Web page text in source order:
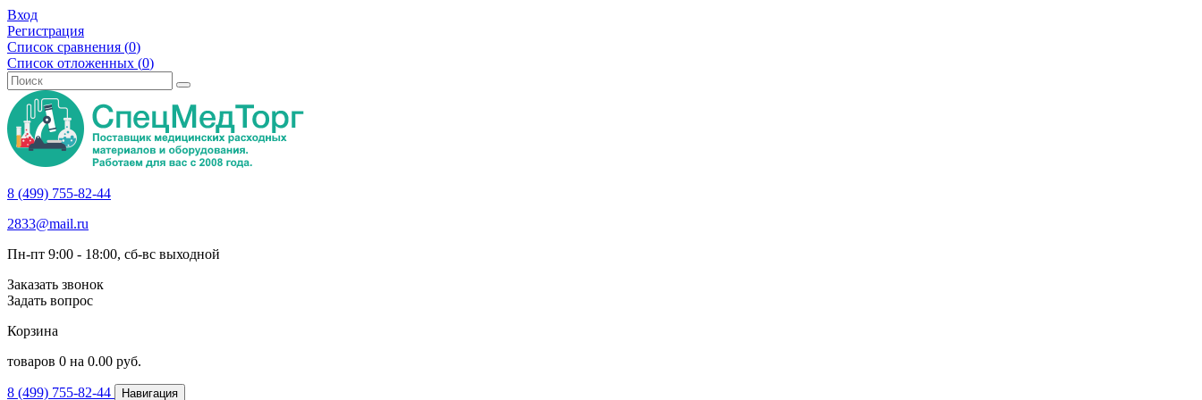
Вход
Регистрация
Список сравнения (0)
Список отложенных (0)
8 (499) 755-82-44
2833@mail.ru
Пн-пт 9:00 - 18:00, сб-вс выходной
Заказать звонок
Задать вопрос
Корзина
товаров 0 на 0.00 руб.
8 (499) 755-82-44 Навигация